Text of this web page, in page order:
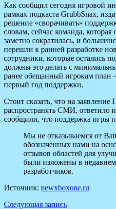
Как сообщил сегодня игровой
рамках подкаста GrubbSnax,
решение «сворачивать»
словам, сейчас команда, которая
заметно сократилась, и
перешли к ранней разработке
сотрудники, которые остались
должны это делать с
ранее обещанный игрокам план
первый год поддержки.
Стоит сказать, что на заявление
распространять СМИ, ответило
сообщили, что поддержка игры
Мы не отказываемся от
обозначенных нами на
отзывов областей для
были изложены в
разработчиков.
Источник: newxboxone.ru
Следующая запись